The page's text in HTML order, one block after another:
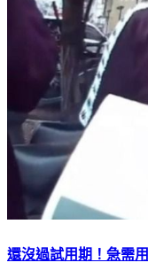
還沒過試用期！急需